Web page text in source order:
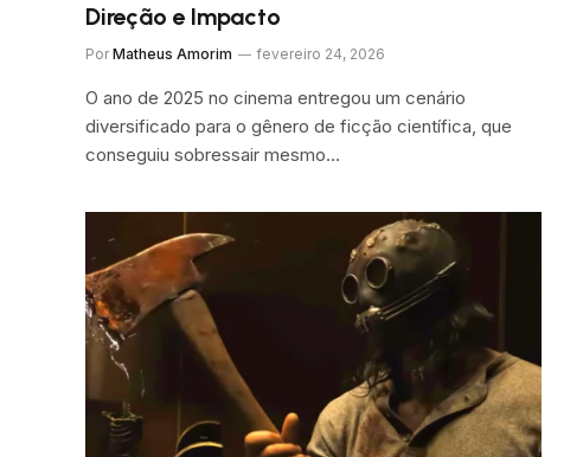
Direção e Impacto
Por Matheus Amorim fevereiro 24, 2026
O ano de 2025 no cinema entregou um cenário
diversificado para o gênero de ficção científica, que
conseguiu sobressair mesmo…